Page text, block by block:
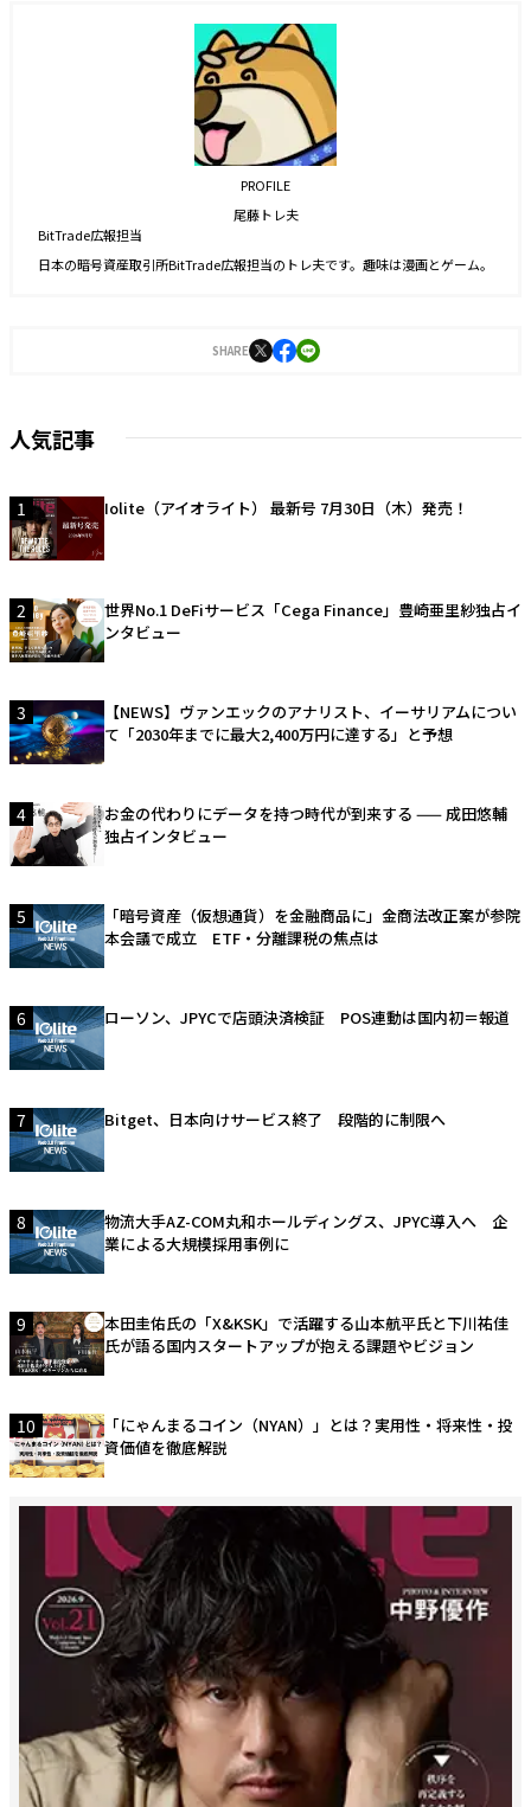
PROFILE
尾藤トレ夫
BitTrade広報担当
日本の暗号資産取引所BitTrade広報担当のトレ夫です。趣味は漫画とゲーム。
SHARE
人気記事
1 Iolite（アイオライト） 最新号 7月30日（木）発売！
2
世界No.1 DeFiサービス「Cega Finance」豊崎亜里紗独占イ
ンタビュー
3
【NEWS】ヴァンエックのアナリスト、イーサリアムについ
て「2030年までに最大2,400万円に達する」と予想
4
お金の代わりにデータを持つ時代が到来する —— 成田悠輔
独占インタビュー
5
「暗号資産（仮想通貨）を金融商品に」金商法改正案が参院
本会議で成立 ETF・分離課税の焦点は
6 ローソン、JPYCで店頭決済検証 POS連動は国内初＝報道
7 Bitget、日本向けサービス終了 段階的に制限へ
8
物流大手AZ-COM丸和ホールディングス、JPYC導入へ 企
業による大規模採用事例に
9
本田圭佑氏の「X&KSK」で活躍する山本航平氏と下川祐佳
氏が語る国内スタートアップが抱える課題やビジョン
10
「にゃんまるコイン（NYAN）」とは？実用性・将来性・投
資価値を徹底解説